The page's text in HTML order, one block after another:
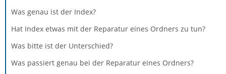
Was genau ist der Index?
Hat Index etwas mit der Reparatur eines Ordners zu tun?
Was bitte ist der Unterschied?
Was passiert genau bei der Reparatur eines Ordners?